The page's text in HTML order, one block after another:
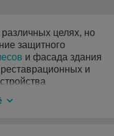
целях, но
защитного
и фасада здания
и